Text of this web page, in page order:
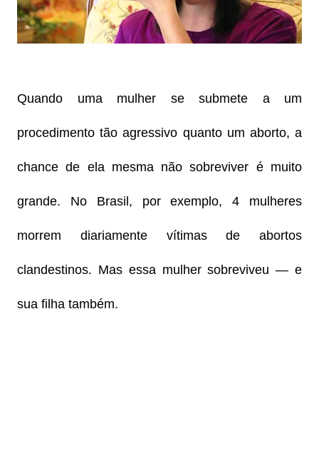
Quando uma mulher se submete a um
procedimento tão agressivo quanto um aborto, a
chance de ela mesma não sobreviver é muito
grande. No Brasil, por exemplo, 4 mulheres
morrem diariamente vítimas de abortos
clandestinos. Mas essa mulher sobreviveu — e
sua filha também.